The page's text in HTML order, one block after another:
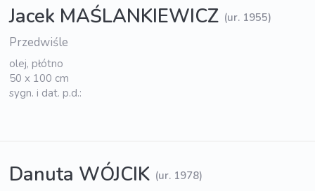
Jacek MAŚLANKIEWICZ (ur. 1955)
Przedwiśle
olej, płótno
50 x 100 cm
sygn. i dat. p.d.:
Danuta WÓJCIK (ur. 1978)